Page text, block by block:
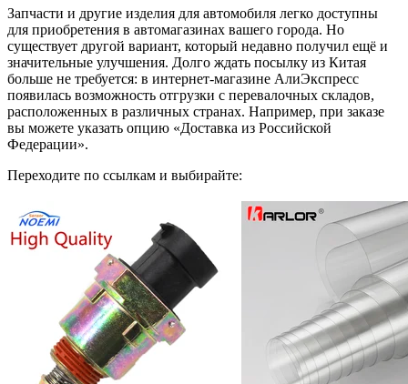
Запчасти и другие изделия для автомобиля легко доступны
для приобретения в автомагазинах вашего города. Но
существует другой вариант, который недавно получил ещё и
значительные улучшения. Долго ждать посылку из Китая
больше не требуется: в интернет-магазине АлиЭкспресс
появилась возможность отгрузки с перевалочных складов,
расположенных в различных странах. Например, при заказе
вы можете указать опцию «Доставка из Российской
Федерации».
Переходите по ссылкам и выбирайте: